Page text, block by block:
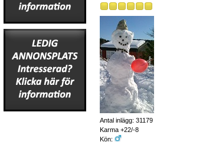
Antal inlägg: 31179
Karma +22/-8
Kön: